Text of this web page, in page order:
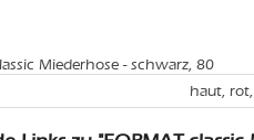
Miederhose - schwarz, 80
haut,